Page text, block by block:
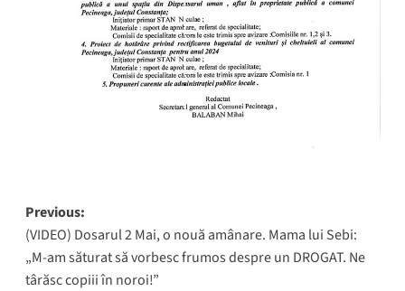
Post
navigation
Previous:
(VIDEO) Dosarul 2 Mai, o nouă amânare. Mama lui Sebi:
„M-am săturat să vorbesc frumos despre un DROGAT. Ne
târăsc copiii în noroi!”